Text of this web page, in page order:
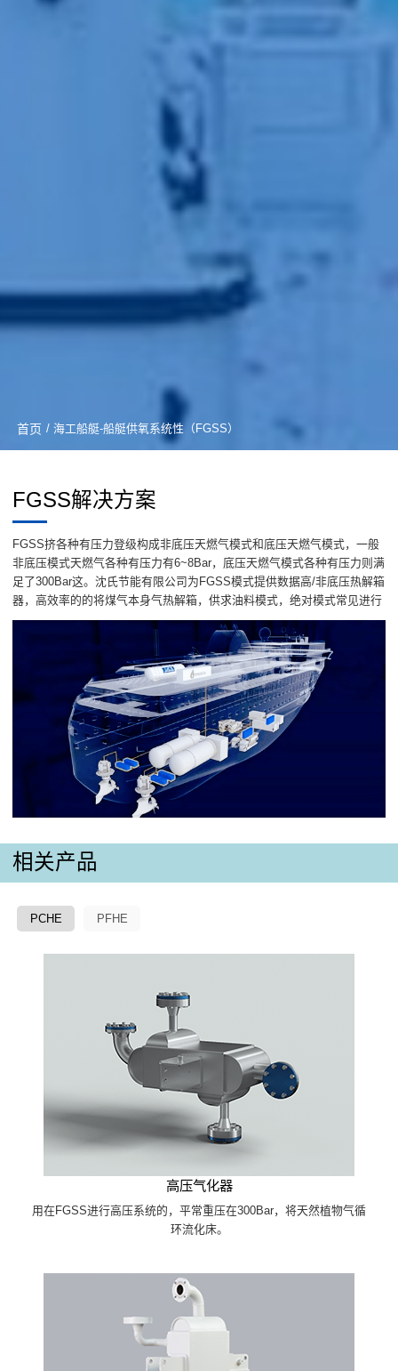
首页 / 海工船艇-船艇供氧系统性（FGSS）
FGSS解决方案
FGSS挤各种有压力登级构成非底压天燃气模式和底压天燃气模式，一般
非底压模式天燃气各种有压力有6~8Bar，底压天燃气模式各种有压力则满
足了300Bar这。沈氏节能有限公司为FGSS模式提供数据高/非底压热解箱
器，高效率的的将煤气本身气热解箱，供求油料模式，绝对模式常见进行
相关产品
PCHE PFHE
高压气化器
用在FGSS进行高压系统的，平常重压在300Bar，将天然植物气循
环流化床。